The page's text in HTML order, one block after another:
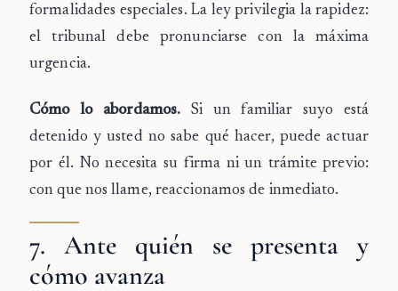
formalidades especiales. La ley privilegia la rapidez:
el tribunal debe pronunciarse con la máxima
urgencia.
Cómo lo abordamos. Si un familiar suyo está
detenido y usted no sabe qué hacer, puede actuar
por él. No necesita su firma ni un trámite previo:
con que nos llame, reaccionamos de inmediato.
7. Ante quién se presenta y
cómo avanza